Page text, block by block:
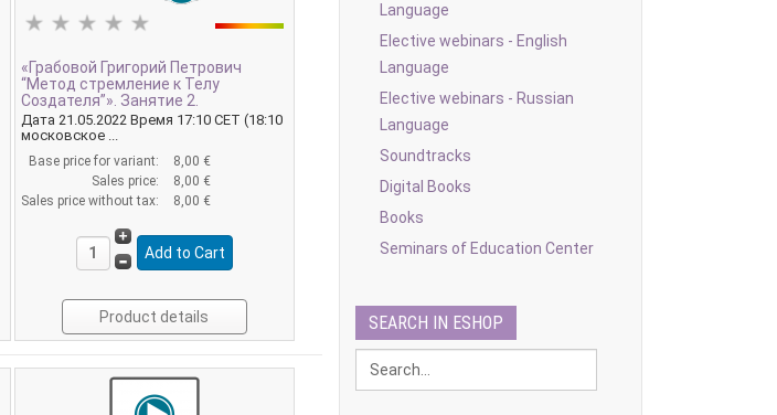
«Грабовой Григорий Петрович
“Метод стремление к Телу
Создателя”». Занятие 2.
Дата 21.05.2022 Время 17:10 CET (18:10
московское ...
Base price for variant:
8,00 €
Sales price:
8,00 €
Sales price without tax:
8,00 €
Product details
Language
Elective webinars - English
Language
Elective webinars - Russian
Language
Soundtracks
Digital Books
Books
Seminars of Education Center
SEARCH IN ESHOP